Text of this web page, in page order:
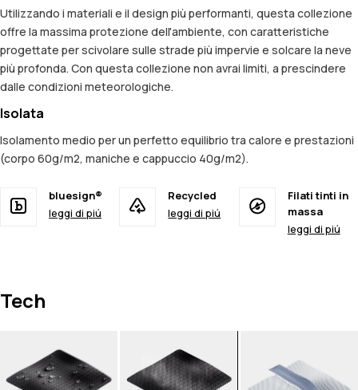
Utilizzando i materiali e il design più performanti, questa collezione
offre la massima protezione dell'ambiente, con caratteristiche
progettate per scivolare sulle strade più impervie e solcare la neve
più profonda. Con questa collezione non avrai limiti, a prescindere
dalle condizioni meteorologiche.
Isolata
Isolamento medio per un perfetto equilibrio tra calore e prestazioni
(corpo 60g/m2, maniche e cappuccio 40g/m2).
bluesign®
leggi di piú
Recycled
leggi di piú
Filati tinti in
massa
leggi di piú
Tech